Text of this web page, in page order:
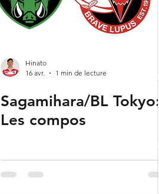
Hinato
16 avr.
1 min de lecture
Sagamihara/BL Tokyo:
Les compos